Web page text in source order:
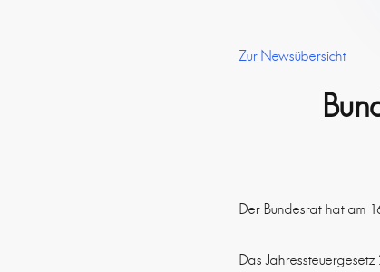
Zur Newsübersicht
Der Bundesrat hat am
Das